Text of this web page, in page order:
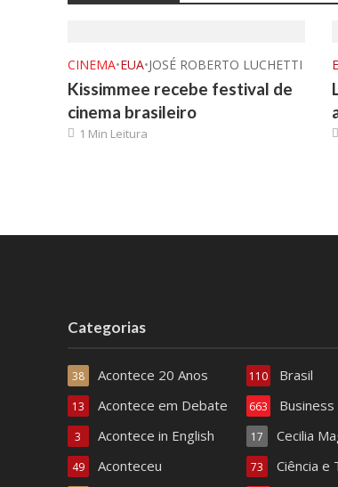
CINEMA•EUA•JOSÉ ROBERTO LUCHETTI
Kissimmee recebe festival de
cinema brasileiro
1 Min Leitura
Categorias
Acontece 20 Anos
38
Acontece em Debate
13
Acontece in English
3
Aconteceu
49
Brasil
110
Business
663
Cecilia
17
Ciência e
73